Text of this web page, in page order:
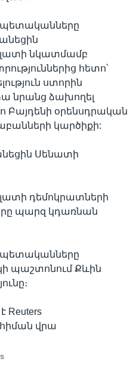
նկատմամբ
հետո՝
ստորին
նրանց ձախողել
օրենսդրական
կարծիքի:
Սենատի
դեմոկրատների
պարզ կդառնան
պաշտոնում Քևին
հիման վրա